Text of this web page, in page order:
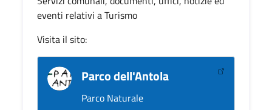
eventi relativi a Turismo
Visita il sito:
Parco dell'Antola
Parco Naturale